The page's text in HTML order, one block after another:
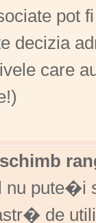
pot
decizia
care
pute�i
de